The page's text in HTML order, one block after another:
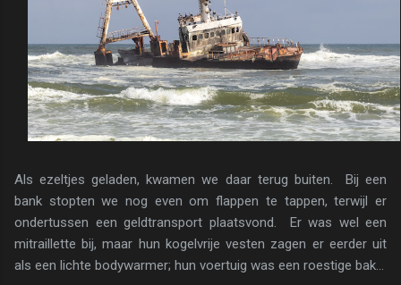
Als ezeltjes geladen, kwamen we daar terug buiten. Bij een
bank stopten we nog even om flappen te tappen, terwijl er
ondertussen een geldtransport plaatsvond. Er was wel een
mitraillette bij, maar hun kogelvrije vesten zagen er eerder uit
als een lichte bodywarmer; hun voertuig was een roestige bak...